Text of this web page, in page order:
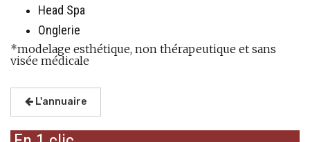
Head Spa
Onglerie
*modelage esthétique, non thérapeutique et sans
visée médicale
L'annuaire